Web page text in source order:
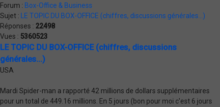
Forum : Box-Office & Business
Sujet :
LE TOPIC DU BOX-OFFICE (chiffres, discussions générales...)
Réponses : 22498
Vues : 5360523
LE TOPIC DU BOX-OFFICE (chiffres, discussions
générales...)
USA
Mardi Spider-man a rapporté 42 millions de dollars supplémentaires
pour un total de 449.16 millions. En 5 jours (bon pour moi c'est 6 jours